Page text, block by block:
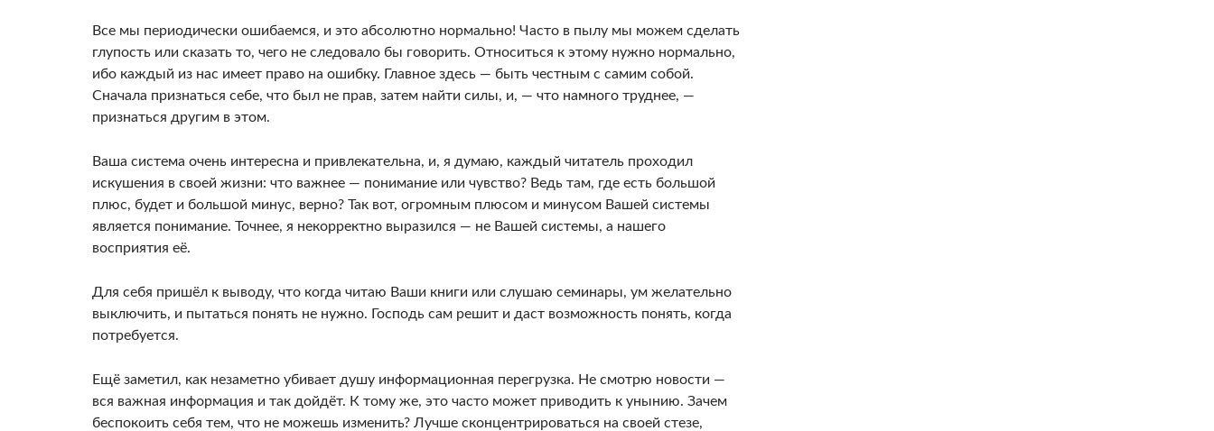
Все мы периодически ошибаемся, и это абсолютно нормально! Часто в пылу мы можем сделать
глупость или сказать то, чего не следовало бы говорить. Относиться к этому нужно нормально,
ибо каждый из нас имеет право на ошибку. Главное здесь — быть честным с самим собой.
Сначала признаться себе, что был не прав, затем найти силы, и, — что намного труднее, —
признаться другим в этом.
Ваша система очень интересна и привлекательна, и, я думаю, каждый читатель проходил
искушения в своей жизни: что важнее — понимание или чувство? Ведь там, где есть большой
плюс, будет и большой минус, верно? Так вот, огромным плюсом и минусом Вашей системы
является понимание. Точнее, я некорректно выразился — не Вашей системы, а нашего
восприятия её.
Для себя пришёл к выводу, что когда читаю Ваши книги или слушаю семинары, ум желательно
выключить, и пытаться понять не нужно. Господь сам решит и даст возможность понять, когда
потребуется.
Ещё заметил, как незаметно убивает душу информационная перегрузка. Не смотрю новости —
вся важная информация и так дойдёт. К тому же, это часто может приводить к унынию. Зачем
беспокоить себя тем, что не можешь изменить? Лучше сконцентрироваться на своей стезе,